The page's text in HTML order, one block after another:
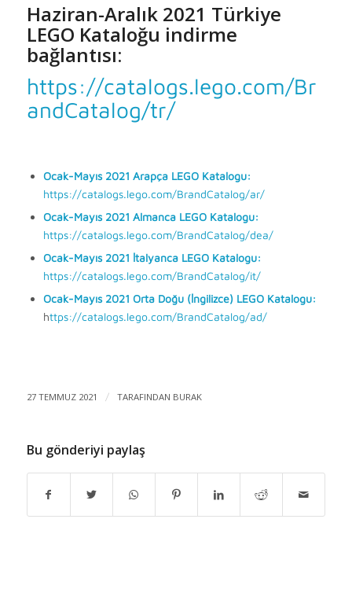
Haziran-Aralık 2021 Türkiye
LEGO Kataloğu indirme
bağlantısı:
https://catalogs.lego.com/Br
andCatalog/tr/
Ocak-Mayıs 2021 Arapça LEGO Katalogu:
https://catalogs.lego.com/BrandCatalog/ar/
Ocak-Mayıs 2021 Almanca LEGO Katalogu:
https://catalogs.lego.com/BrandCatalog/dea/
Ocak-Mayıs 2021 İtalyanca LEGO Katalogu:
https://catalogs.lego.com/BrandCatalog/it/
Ocak-Mayıs 2021 Orta Doğu (İngilizce) LEGO Katalogu:
https://catalogs.lego.com/BrandCatalog/ad/
27 TEMMUZ 2021 / TARAFINDAN BURAK
Bu gönderiyi paylaş